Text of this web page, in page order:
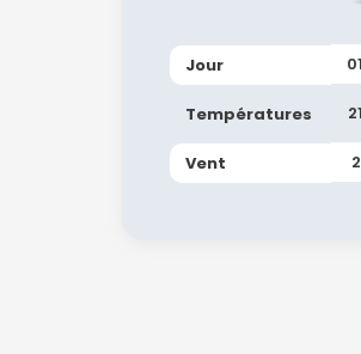
Jour
Températures
Vent